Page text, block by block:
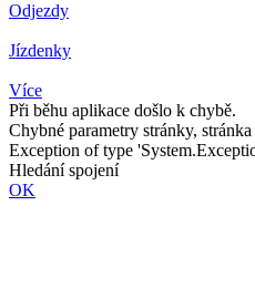
Odjezdy
Jízdenky
Více
Při běhu aplikace došlo k chybě.
Chybné parametry stránky,
Exception of type
Hledání spojení
OK